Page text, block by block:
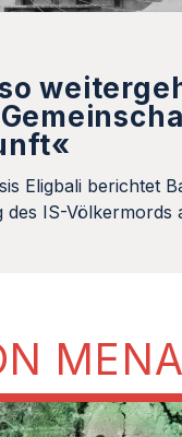
Eligbali berichtet
IS-Völkermords